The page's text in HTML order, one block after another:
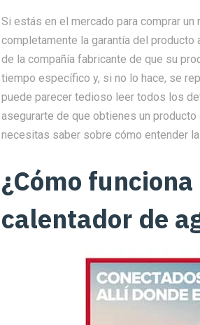
Si estás en el mercado para comprar
completamente la garantía del producto
de la compañía fabricante de que su
tiempo específico y, si no lo hace, se
puede parecer tedioso leer todos los
asegurarte de que obtienes un
necesitas saber sobre cómo entender
¿Cómo
calentador de